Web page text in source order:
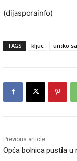
(dijasporainfo)
TAGS kljuc unsko
Previous article
Opća bolnica pustila u